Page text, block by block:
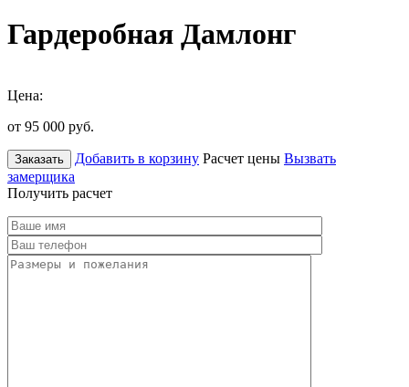
Гардеробная Дамлонг
Цена:
от 95 000 руб.
Заказать Добавить в корзину Расчет цены Вызвать
замерщика
Получить расчет